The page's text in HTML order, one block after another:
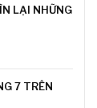
LẠI NHỮNG
7 TRÊN